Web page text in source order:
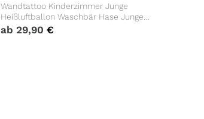
Wandtattoo Kinderzimmer Junge
Heißluftballon Waschbär Hase Junge
Babyzimmer Farbige Wandbilder
ab 29,90 €